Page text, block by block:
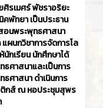
รเมศร์ พัชราอริยะ
พัทยา เป็นประธาน
อนพระพุทธศาสนา
ผนกวิชาการจัดการโล
นักเรียน นักศึกษาได้
ศาสนาและเป็นการ
ศาสนา ดำเนินการ
ติกส์ ณ หอประชุมสุพร